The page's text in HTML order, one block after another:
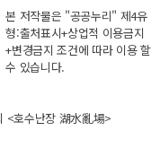
본 저작물은 "공공누리" 제4유
형:출처표시+상업적 이용금지
+변경금지 조건에 따라 이용 할
수 있습니다.
<호수난장 湖水亂場>